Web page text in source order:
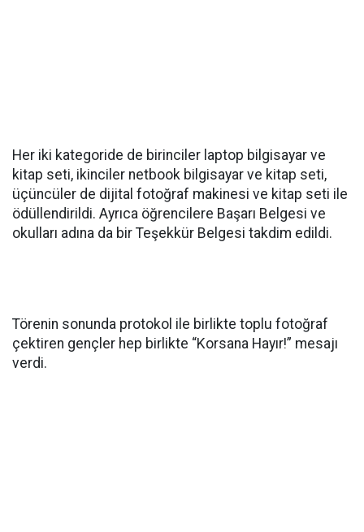
Her iki kategoride de birinciler laptop bilgisayar ve
kitap seti, ikinciler netbook bilgisayar ve kitap seti,
üçüncüler de dijital fotoğraf makinesi ve kitap seti ile
ödüllendirildi. Ayrıca öğrencilere Başarı Belgesi ve
okulları adına da bir Teşekkür Belgesi takdim edildi.
Törenin sonunda protokol ile birlikte toplu fotoğraf
çektiren gençler hep birlikte “Korsana Hayır!” mesajı
verdi.